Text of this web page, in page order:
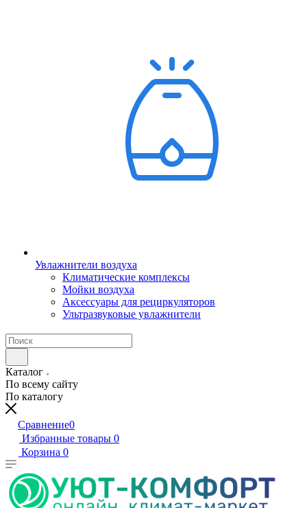
Увлажнители воздуха
Климатические комплексы
Мойки воздуха
Аксессуары для рециркуляторов
Ультразвуковые увлажнители
Каталог
По всему сайту
По каталогу
Сравнение0
Избранные товары 0
Корзина 0